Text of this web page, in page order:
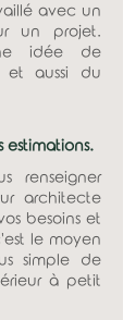
avec un
un projet.
idée de
et aussi du
estimations.
renseigner
architecte
besoins et
le moyen
simple de
à petit